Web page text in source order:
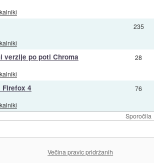
Sporočila
235
verzije po poti Chroma 28
Firefox 4 76
Večina pravic pridržanih